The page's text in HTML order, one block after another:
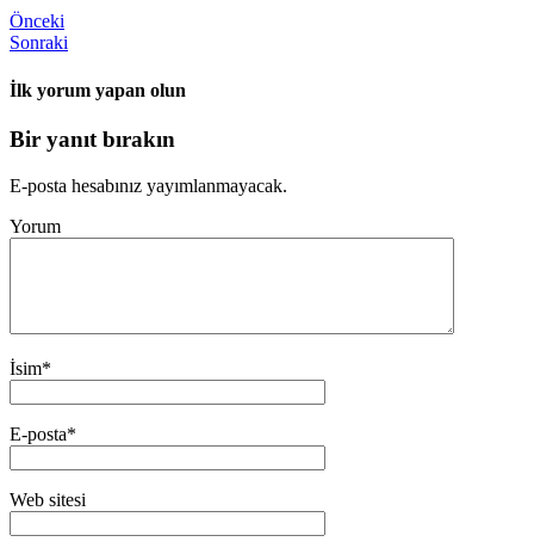
Önceki
Sonraki
İlk yorum yapan olun
Bir yanıt bırakın
E-posta hesabınız yayımlanmayacak.
Yorum
İsim*
E-posta*
Web sitesi